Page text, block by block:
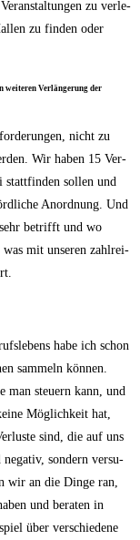
zu ver­le­
zu fin­den oder
wei­te­ren Ver­län­ge­rung der
nicht zu
Wir haben 15 Ver­
statt­fin­den sol­len und
Anord­nung. Und
betrifft und wo
was mit unse­ren zahl­rei­
habe ich schon
sam­meln kön­nen.
man steu­ern kann, und
Mög­lich­keit hat,
sind, die auf uns
son­dern ver­su­
wir an die Din­ge ran,
und bera­ten in
über ver­schie­de­ne